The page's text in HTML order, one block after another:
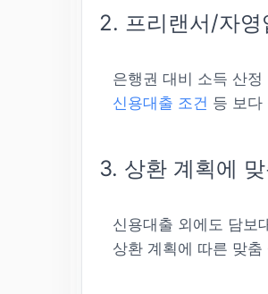
2. 프리랜서/자
은행권 대비 소득 산
신용대출 조건 등 보다
3. 상환 계획에
신용대출 외에도 담보
상환 계획에 따른 맞